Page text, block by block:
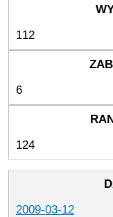
112
6
124
2009-03-12